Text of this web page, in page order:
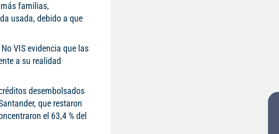
más familias,
usada, debido a que
VIS evidencia que las
a su realidad
desembolsados
que restaron
el 63,4 % del